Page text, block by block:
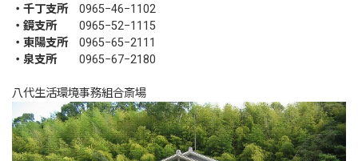
・千丁支所0965−46−1102
・鏡支所0965−52−1115
・東陽支所0965−65−2111
・泉支所0965−67−2180
八代生活環境事務組合斎場